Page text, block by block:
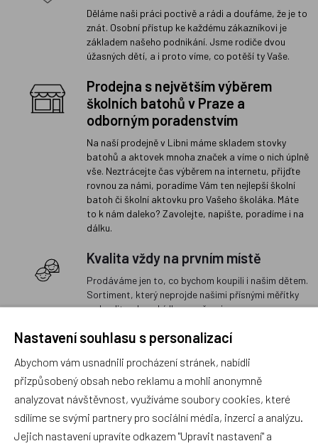
Děláme naši práci poctivě a rádi a doufáme, že je to
znát. Osobní přístup ke každému zákazníkovi je
základem našeho podnikání. Jsme rodiče dvou
úžasných dětí, a i proto víme, co potěší ty Vaše.
Prodejna s největším výběrem
školních batohů v Praze a
odborným poradenstvím
Na naší prodejně v Libni máme skladem stovky
batohů a aktovek mnoha značek a víme o nich úplně
vše. Neztrácejte čas výběrem na internetu, přijďte
rovnou za námi, poradíme Vám ten nejlepší školní
batoh či školní aktovku pro Vašeho školáka. Máte
to k nám daleko? Zavolejte, napište, poradíme i na
dálku.
Kvalita vždy na prvním místě
Prodáváme jen to, co bychom koupili i našim dětem.
Sortiment, který neprojde našimi přísnými měřítky
na kvalitu, do nabídky nezařazujeme.
Rychlé vyřízení reklamace i na dálku
Pokud to povaha vady umožňuje (zjevná
neopravitelnost výrobku), reklamaci vyřídíme i na
základě pouhého zaslání fotografií na náš email a
vyměníme zboží kus za kus. Vždy se snažíme šetřit
Váš čas a peníze. Můžeme si to dovolit, protože
naše kvalitní zboží zákazníci téměř nereklamují.
Nastavení souhlasu s personalizací
Abychom vám usnadnili procházení stránek, nabídli
přizpůsobený obsah nebo reklamu a mohli anonymně
analyzovat návštěvnost, využíváme soubory cookies, které
sdílíme se svými partnery pro sociální média, inzerci a analýzu.
Jejich nastavení upravíte odkazem "Upravit nastavení" a